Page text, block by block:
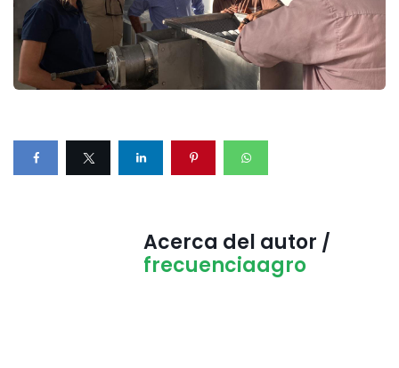
Acerca del autor /
frecuenciaagro